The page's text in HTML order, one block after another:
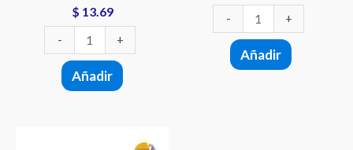
$ 13.69
- +
Añadir
- +
Añadir